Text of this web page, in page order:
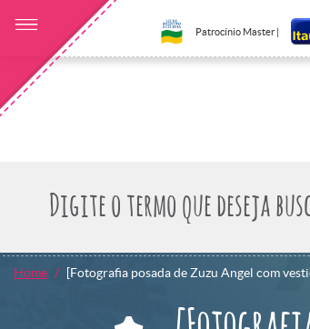
Patrocínio Master |
Home [Fotografia posada de Zuzu Angel com